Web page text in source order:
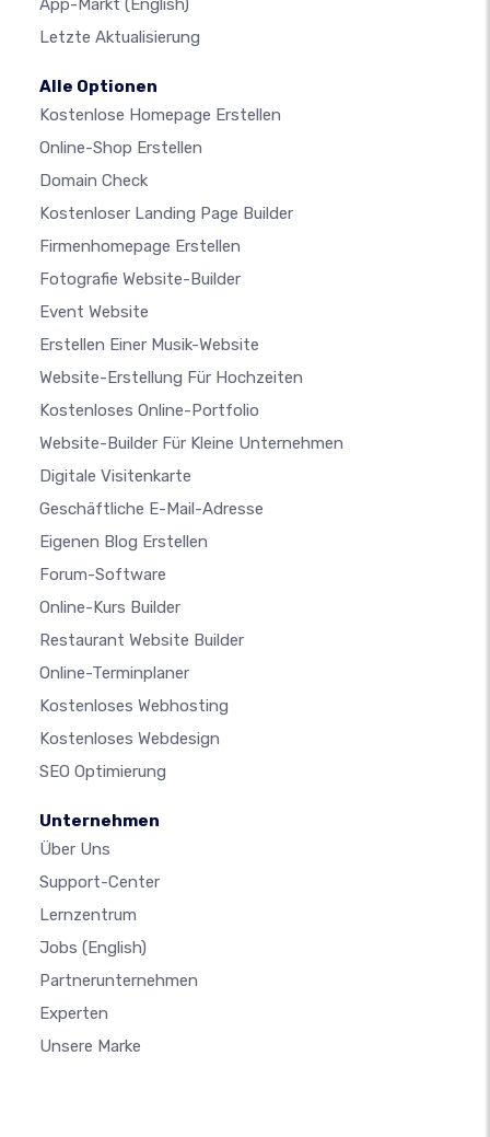
App-Markt (English)
Letzte Aktualisierung
Alle Optionen
Kostenlose Homepage Erstellen
Online-Shop Erstellen
Domain Check
Kostenloser Landing Page Builder
Firmenhomepage Erstellen
Fotografie Website-Builder
Event Website
Erstellen Einer Musik-Website
Website-Erstellung Für Hochzeiten
Kostenloses Online-Portfolio
Website-Builder Für Kleine Unternehmen
Digitale Visitenkarte
Geschäftliche E-Mail-Adresse
Eigenen Blog Erstellen
Forum-Software
Online-Kurs Builder
Restaurant Website Builder
Online-Terminplaner
Kostenloses Webhosting
Kostenloses Webdesign
SEO Optimierung
Unternehmen
Über Uns
Support-Center
Lernzentrum
Jobs (English)
Partnerunternehmen
Experten
Unsere Marke